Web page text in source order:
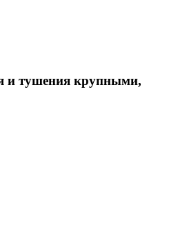
и тушения крупными,